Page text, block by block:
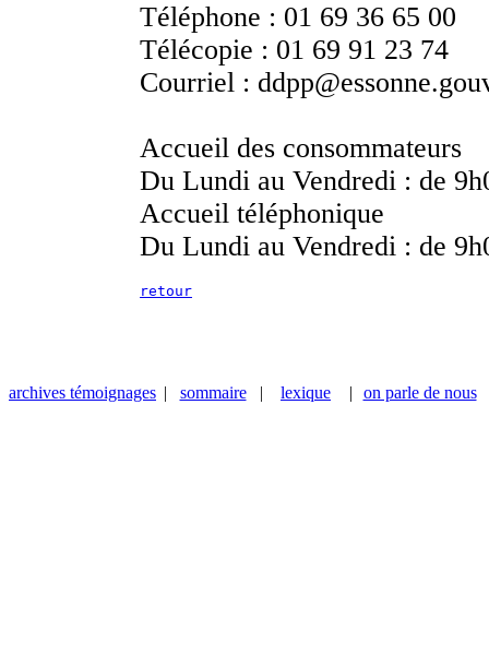
Téléphone : 01 69 36 65 00
Télécopie : 01 69 91 23 74
Courriel :
Accueil des consommateurs
Du Lundi au Vendredi : de
Accueil téléphonique
Du Lundi au Vendredi : de
retour
archives témoignages | sommaire | lexique | on parle de nous